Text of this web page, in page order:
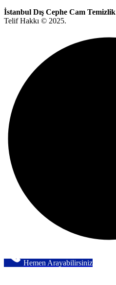
İstanbul Dış Cephe Cam Temizlik
Telif Hakkı © 2025.
Hemen Arayabilirsiniz